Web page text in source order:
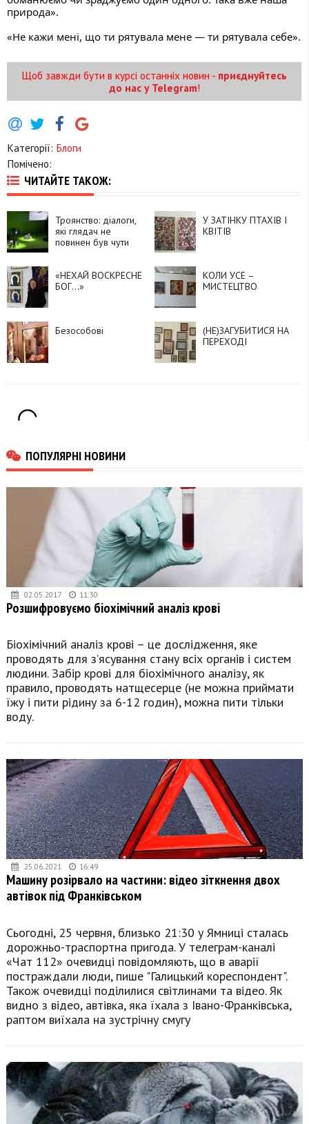
природа».
«Не кажи мені, що ти рятувала мене — ти рятувала себе».
Щоб завжди бути в курсі останніх новин - приєднуйтесь
до нас у Telegram!
Категорії: Блоги
Помічено:
ЧИТАЙТЕ ТАКОЖ:
Троянство: діалоги,
які глядач не
повинен був чути
У ЗАТІНКУ ПТАХІВ І
КВІТІВ
«НЕХАЙ ВОСКРЕСНЕ
БОГ…»
КОЛИ УСЕ –
МИСТЕЦТВО
Безособові
(НЕ)ЗАГУБИТИСЯ НА
ПЕРЕХОДІ
ПОПУЛЯРНІ НОВИНИ
02.05.2017 11:30
Розшифровуємо біохімічний аналіз крові
Біохімічний аналіз крові – це дослідження, яке
проводять для з’ясування стану всіх органів і систем
людини. Забір крові для біохімічного аналізу, як
правило, проводять натщесерце (не можна приймати
їжу і пити рідину за 6-12 годин), можна пити тільки
воду.
25.06.2021 16:49
Машину розірвало на частини: відео зіткнення двох
автівок під Франківськом
Сьогодні, 25 червня, близько 21:30 у Ямниці сталась
дорожньо-траспортна пригода. У телеграм-каналі
«Чат 112» очевидці повідомляють, що в аварії
постраждали люди, пише "Галицький кореспондент".
Також очевидці поділилися світлинами та відео. Як
видно з відео, автівка, яка їхала з Івано-Франківська,
раптом виїхала на зустрічну смугу